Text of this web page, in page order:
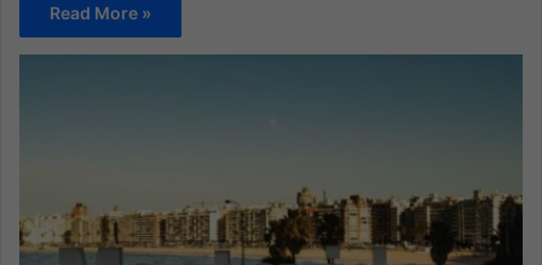
Read More »